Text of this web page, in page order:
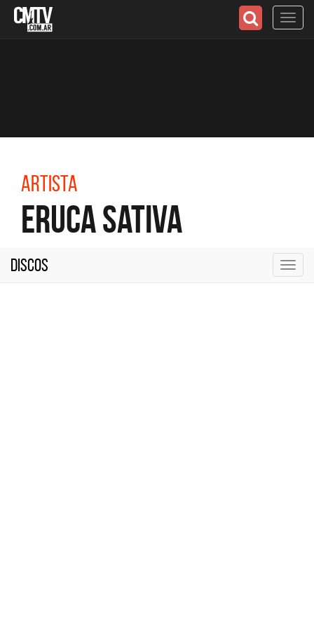
Artista
Eruca Sativa
Discos